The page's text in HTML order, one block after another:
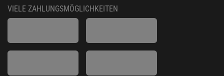
VIELE ZAHLUNGSMÖGLICHKEITEN